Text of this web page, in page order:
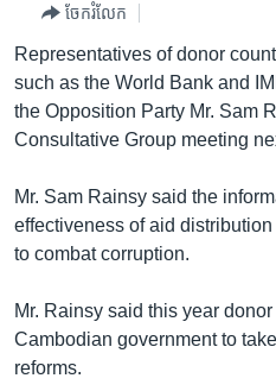
តែ​
ម្តង
រំលង​
និង​
ទៅ​
ទំព័រ​
រចនា
រំលង​
និង​
ចូល​
ហេឡូវីអូអេ
កម្ពុជាច្នៃប្រតិដ្ឋ
ព្រឹត្តិការណ៍ព័ត៌មាន
វិទ្យុ / ផតខាសថ៍
Khmer English
បណ្តាញ​សង្គម
ចែករំលែក
Representatives of donor
such as the World Bank and
the Opposition Party Mr. Sam
Consultative Group meeting
Mr. Sam Rainsy said the
effectiveness of aid
to combat corruption.
Mr. Rainsy said this year
Cambodian government to
reforms.